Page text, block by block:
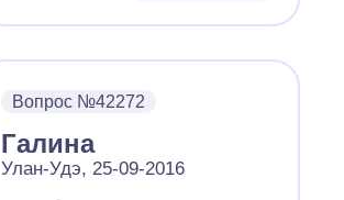
Вопрос №42272
Галина
Улан-Удэ, 25-09-2016